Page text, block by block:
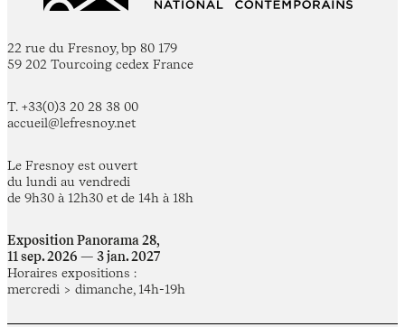
22 rue du Fresnoy, bp 80 179
59 202 Tourcoing cedex France
T. +33(0)3 20 28 38 00
accueil@lefresnoy.net
Le Fresnoy est ouvert
du lundi au vendredi
de 9h30 à 12h30 et de 14h à 18h
Exposition Panorama 28,
11 sep. 2026 — 3 jan. 2027
Horaires expositions :
mercredi > dimanche, 14h-19h